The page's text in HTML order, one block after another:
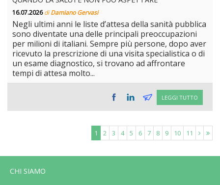
16.07.2026diDamiano Gervasi
Negli ultimi anni le liste d’attesa della sanità pubblica
sono diventate una delle principali preoccupazioni
per milioni di italiani. Sempre più persone, dopo aver
ricevuto la prescrizione di una visita specialistica o di
un esame diagnostico, si trovano ad affrontare
tempi di attesa molto...
LEGGI TUTTO
1 2 3 4 5 6 7 8 9 10 11
CHI SIAMO